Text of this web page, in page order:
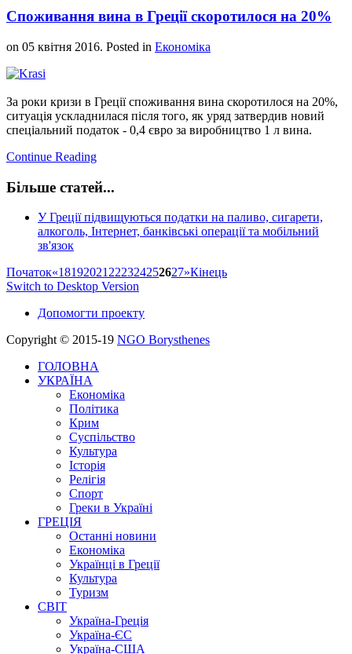
Споживання вина в Греції скоротилося на 20%
on 05 квітня 2016. Posted in Економіка
За роки кризи в Греції споживання вина скоротилося на 20%,
ситуація ускладнилася після того, як уряд затвердив новий
спеціальний податок - 0,4 євро за виробництво 1 л вина.
Continue Reading
Більше статей...
У Греції підвищуються податки на паливо, сигарети,
алкоголь, Інтернет, банківські операції та мобільний
зв'язок
Початок«18192021 222324252627»Кінець
Switch to Desktop Version
Допомогти проекту
Copyright © 2015-19 NGO Borysthenes
ГОЛОВНА
УКРАЇНА
Економіка
Політика
Крим
Суспільство
Культура
Історія
Релігія
Спорт
Греки в Україні
ГРЕЦІЯ
Останні новини
Економіка
Українці в Греції
Культура
Туризм
СВІТ
Україна-Греція
Україна-ЄС
Україна-США